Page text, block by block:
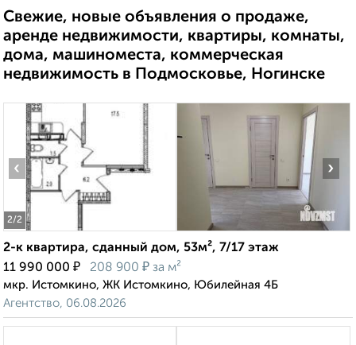
Свежие, новые объявления о продаже,
аренде недвижимости, квартиры, комнаты,
дома, машиноместа, коммерческая
недвижимость в Подмосковье, Ногинске
2/2
‹ ›
2-к квартира, сданный дом, 53м², 7/17 этаж
11 990 000 ₽ 208 900 ₽ за м²
мкр. Истомкино, ЖК Истомкино, Юбилейная 4Б
Агентство, 06.08.2026